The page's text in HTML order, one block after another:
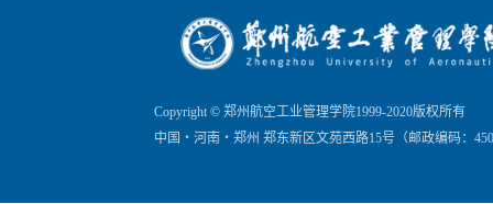
Copyright © 郑州航空工业管理学院1999-2020版权所有
中国・河南・郑州 郑东新区文苑西路15号（邮政编码：